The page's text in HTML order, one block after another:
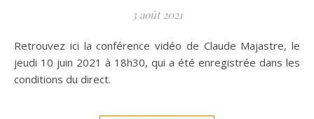
3 août 2021
Retrouvez ici la conférence vidéo de Claude Majastre, le
jeudi 10 juin 2021 à 18h30, qui a été enregistrée dans les
conditions du direct.